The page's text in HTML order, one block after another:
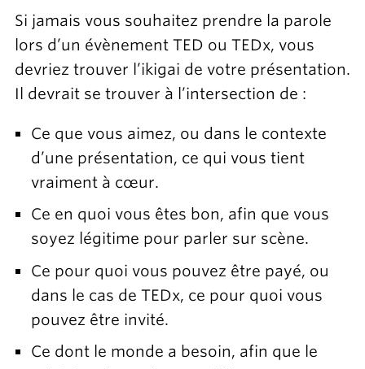
Si jamais vous souhaitez prendre la parole
lors d’un évènement TED ou TEDx, vous
devriez trouver l’ikigai de votre présentation.
Il devrait se trouver à l’intersection de :
Ce que vous aimez, ou dans le contexte
d’une présentation, ce qui vous tient
vraiment à cœur.
Ce en quoi vous êtes bon, afin que vous
soyez légitime pour parler sur scène.
Ce pour quoi vous pouvez être payé, ou
dans le cas de TEDx, ce pour quoi vous
pouvez être invité.
Ce dont le monde a besoin, afin que le